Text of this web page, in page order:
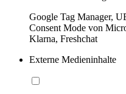
Google Tag Manager,
Consent Mode von
Klarna, Freshchat
Externe Medieninhalte